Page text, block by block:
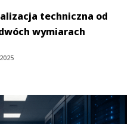
techniczna od
wymiarach